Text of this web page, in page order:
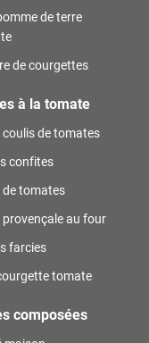
de terre
de courgettes
à la tomate
coulis de tomates
confites
de tomates
au four
farcies
tomate
composées